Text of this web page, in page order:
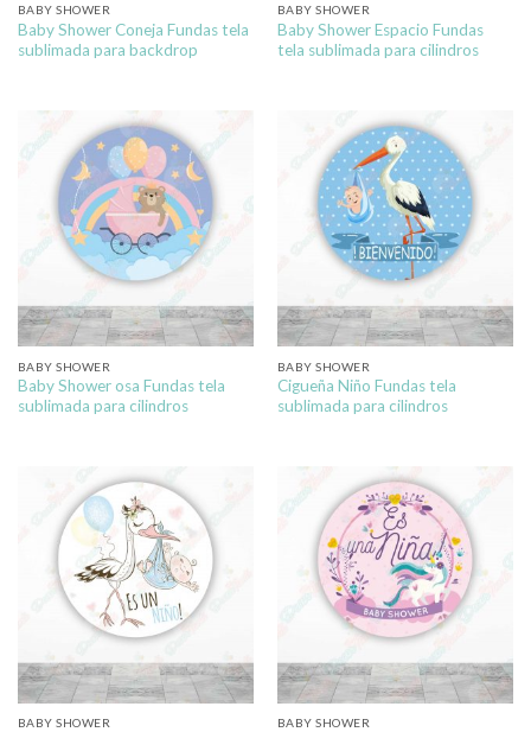
BABY SHOWER
Baby Shower Coneja Fundas tela
sublimada para backdrop
BABY SHOWER
Baby Shower Espacio Fundas
tela sublimada para cilindros
BABY SHOWER
Baby Shower osa Fundas tela
sublimada para cilindros
BABY SHOWER
Cigueña Niño Fundas tela
sublimada para cilindros
BABY SHOWER BABY SHOWER